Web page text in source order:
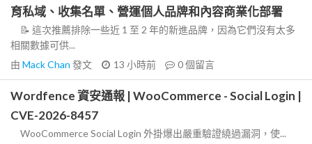
育私域、收集名單、營運個人品牌和內容商業化部署
📝 這次推薦排除一些近 1 至 2 年的新進品牌，因為它們沒有太多
相關數據可供...
由 Mack Chan 發文 13 小時前 0個留言
Wordfence 資安通報 | WooCommerce - Social Login |
CVE-2026-8457
WooCommerce Social Login 外掛爆出嚴重驗證繞過漏洞，使...